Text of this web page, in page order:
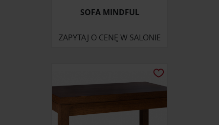
SOFA MINDFUL
ZAPYTAJ O CENĘ W SALONIE